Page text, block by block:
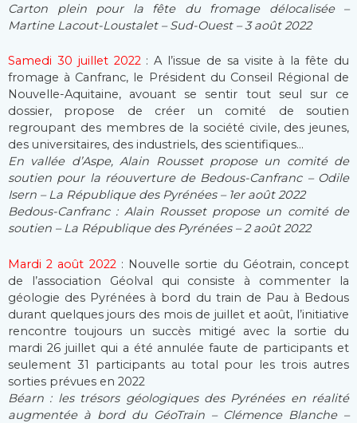
Carton plein pour la fête du fromage délocalisée –
Martine Lacout-Loustalet – Sud-Ouest – 3 août 2022
Samedi 30 juillet 2022: A l’issue de sa visite à la fête du
fromage à Canfranc, le Président du Conseil Régional de
Nouvelle-Aquitaine, avouant se sentir tout seul sur ce
dossier, propose de créer un comité de soutien
regroupant des membres de la société civile, des jeunes,
des universitaires, des industriels, des scientifiques…
En vallée d’Aspe, Alain Rousset propose un comité de
soutien pour la réouverture de Bedous-Canfranc – Odile
Isern – La République des Pyrénées – 1er août 2022
Bedous-Canfranc : Alain Rousset propose un comité de
soutien – La République des Pyrénées – 2 août 2022
Mardi 2 août 2022 : Nouvelle sortie du Géotrain, concept
de l’association Géolval qui consiste à commenter la
géologie des Pyrénées à bord du train de Pau à Bedous
durant quelques jours des mois de juillet et août, l’initiative
rencontre toujours un succès mitigé avec la sortie du
mardi 26 juillet qui a été annulée faute de participants et
seulement 31 participants au total pour les trois autres
sorties prévues en 2022
Béarn : les trésors géologiques des Pyrénées en réalité
augmentée à bord du GéoTrain – Clémence Blanche –